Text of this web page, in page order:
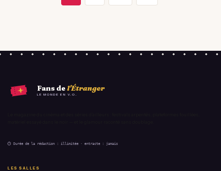
Fans de l'Étranger
LE MONDE EN V.O.
⏱ Durée de la rédaction : illimitée · entracte : jamais
LES SALLES